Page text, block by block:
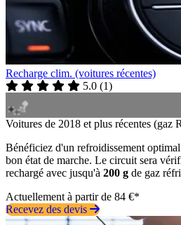
Recharge clim. (voitures récentes)
5.0 (1)
Voitures de 2018 et plus récentes (gaz
Bénéficiez d'un refroidissement
bon état de marche. Le circuit sera
rechargé avec jusqu'à 200 g de gaz
Actuellement à partir de 84 €*
Recevez des devis